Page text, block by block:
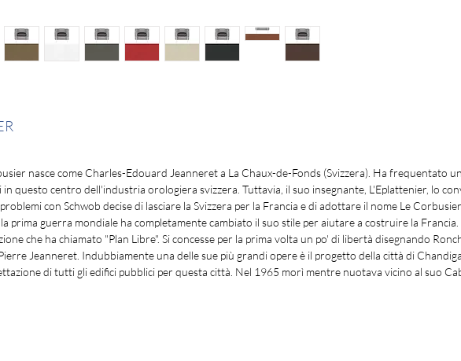
nasce come Charles-Edouard Jeanneret a La Chaux-de-Fonds (Svizzera). Ha frequentato
questo centro dell'industria orologiera svizzera. Tuttavia, il suo insegnante, L'Eplattenier, lo
con Schwob decise di lasciare la Svizzera per la Francia e di adottare il nome Le
prima guerra mondiale ha completamente cambiato il suo stile per aiutare a costruire la
che ha chiamato "Plan Libre". Si concesse per la prima volta un po' di libertà disegnando
Jeanneret. Indubbiamente una delle sue più grandi opere è il progetto della città di
di tutti gli edifici pubblici per questa città. Nel 1965 morì mentre nuotava vicino al suo